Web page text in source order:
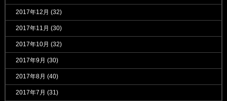
2017年12月 (32)
2017年11月 (30)
2017年10月 (32)
2017年9月 (30)
2017年8月 (40)
2017年7月 (31)